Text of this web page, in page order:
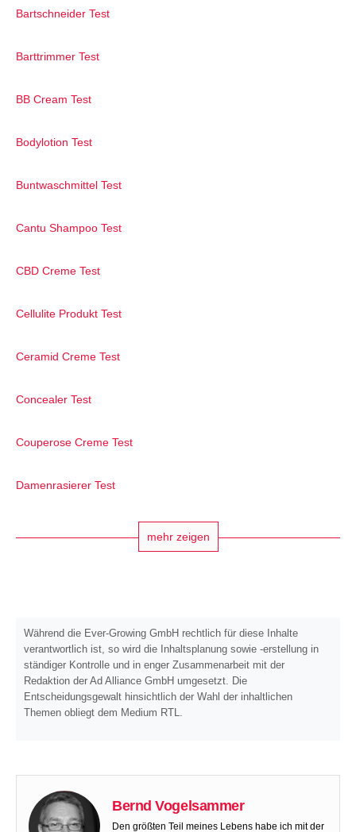
Bartschneider Test
Barttrimmer Test
BB Cream Test
Bodylotion Test
Buntwaschmittel Test
Cantu Shampoo Test
CBD Creme Test
Cellulite Produkt Test
Ceramid Creme Test
Concealer Test
Couperose Creme Test
Damenrasierer Test
mehr zeigen
Während die Ever-Growing GmbH rechtlich für diese Inhalte
verantwortlich ist, so wird die Inhaltsplanung sowie -erstellung in
ständiger Kontrolle und in enger Zusammenarbeit mit der
Redaktion der Ad Alliance GmbH umgesetzt. Die
Entscheidungsgewalt hinsichtlich der Wahl der inhaltlichen
Themen obliegt dem Medium RTL.
Bernd Vogelsammer
Den größten Teil meines Lebens habe ich mit der